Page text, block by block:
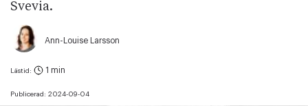
Svevia.
Ann-Louise Larsson
Publicerad: 2024-09-04
Lästid: 1 min